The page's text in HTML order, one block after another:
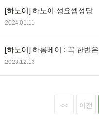
[하노이] 하노이 성요셉성당
2024.01.11
[하노이] 하롱베이 : 꼭 한번
2023.12.13
<< 이전